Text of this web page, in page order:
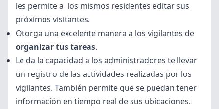
les permite a los mismos residentes editar sus
próximos visitantes.
Otorga una excelente manera a los vigilantes de
organizar tus tareas.
Le da la capacidad a los administradores te llevar
un registro de las actividades realizadas por los
vigilantes. También permite que se puedan tener
información en tiempo real de sus ubicaciones.